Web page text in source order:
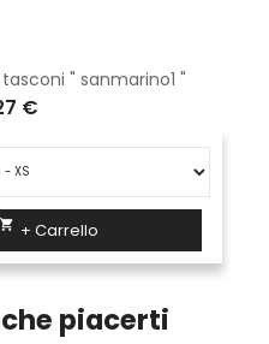
" sanmarino1 "
€
 + Carrello
piacerti